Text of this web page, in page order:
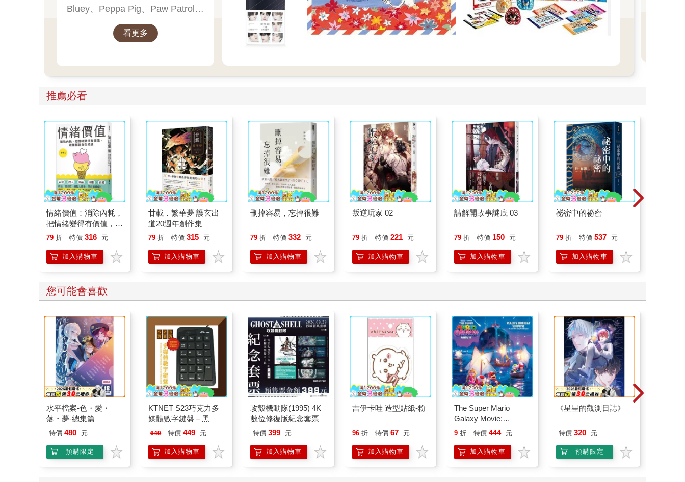
Bluey、Peppa Pig、Paw Patrol、
迪士尼、尋找威力等經典角色的
聖誕繪本與倒數日曆， 從閱讀、
一起倒數歡樂的 25 天。 打開每一
頁、每一扇小門，都是滿滿的驚
喜與節慶溫度， Read it, Play it,
Feel the Christmas Magic！ 即日
起~2026/1/5參展商品好康79折~~
看更多
推薦必看
情緒價值：消除內耗，
把情緒變得有價值，跟
誰都能自在相處
79 折 特價 316 元
加入購物車
廿載．繁華夢 護玄出
道20週年創作集
79 折 特價 315 元
加入購物車
刪掉容易，忘掉很難
79 折 特價 332 元
加入購物車
叛逆玩家 02
79 折 特價 221 元
加入購物車
請解開故事謎底 03
79 折 特價 150 元
加入購物車
祕密中的祕密
79 折 特價 537 元
加入購物車
您可能會喜歡
水平檔案-色・愛・
落・夢-總集篇
特價 480 元
預購限定
KTNET S23巧克力多
媒體數字鍵盤－黑
649 特價 449 元
加入購物車
攻殼機動隊(1995) 4K
數位修復版紀念套票
特價 399 元
加入購物車
吉伊卡哇 造型貼紙-粉
96 折 特價 67 元
加入購物車
The Super Mario
Galaxy Movie:
Peach`s Birthday
Mario Galaxy Movie
Storybook
9 折 特價 444 元
加入購物車
《星星的觀測日誌》
特價 320 元
預購限定